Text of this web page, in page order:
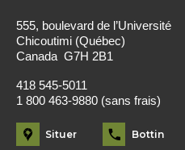
555, boulevard de l’Université
Chicoutimi (Québec)
Canada G7H 2B1
418 545-5011
1 800 463-9880 (sans frais)
Situer Bottin